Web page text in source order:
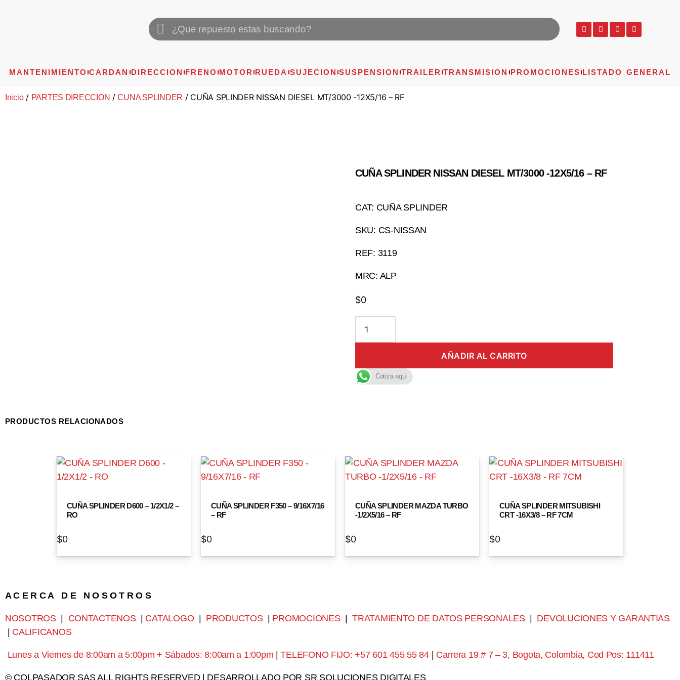
MANTENIMIENTO CARDAN DIRECCION FRENO MOTOR RUEDA SUJECION SUSPENSION TRAILER TRANSMISION PROMOCIONES LISTADO GENERAL
Inicio/ PARTES DIRECCION /CUNA SPLINDER / CUÑA SPLINDER NISSAN DIESEL MT/3000 -12X5/16 – RF
CUÑA SPLINDER NISSAN DIESEL MT/3000 -12X5/16 – RF
CAT: CUÑA SPLINDER
SKU: CS-NISSAN
REF: 3119
MRC: ALP
$0
AÑADIR AL CARRITO
Cotiza aqui
PRODUCTOS RELACIONADOS
CUÑA SPLINDER D600 – 1/2X1/2 –
RO
$0
CUÑA SPLINDER F350 – 9/16X7/16
– RF
$0
CUÑA SPLINDER MAZDA TURBO
-1/2X5/16 – RF
$0
CUÑA SPLINDER MITSUBISHI
CRT -16X3/8 – RF 7CM
$0
A C E R C A D E N O S O T R O S
NOSOTROS| CONTACTENOS| CATALOGO PRODUCTOS| PROMOCIONES|TRATAMIENTO DE DATOS PERSONALES| DEVOLUCIONES Y GARANTIAS
CALIFICANOS
Lunes a Viernes de 8:00am a 5:00pm + Sábados: 8:00am a 1:00pm |TELEFONO FIJO: +57 601 455 55 84| Carrera 19 # 7 – 3, Bogota, Colombia, Cod Pos: 111411
© COLPASADOR SAS ALL RIGHTS RESERVED | DESARROLLADO POR SR SOLUCIONES DIGITALES